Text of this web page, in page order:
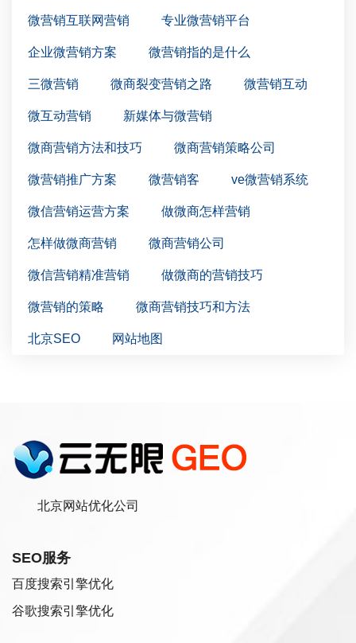
微营销互联网营销 专业微营销平台
企业微营销方案 微营销指的是什么
三微营销 微商裂变营销之路 微营销互动
微互动营销 新媒体与微营销
微商营销方法和技巧 微商营销策略公司
微营销推广方案 微营销客 ve微营销系统
微信营销运营方案 做微商怎样营销
怎样做微商营销 微商营销公司
微信营销精准营销 做微商的营销技巧
微营销的策略 微商营销技巧和方法
北京SEO 网站地图
北京网站优化公司
SEO服务
百度搜索引擎优化
谷歌搜索引擎优化